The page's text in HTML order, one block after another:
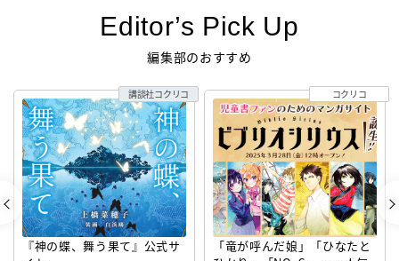
Editor’s Pick Up
編集部のおすすめ
『神の蝶、舞う果て』公式サ
講談社コクリコ
「竜が呼んだ娘」「ひなたと
コクリコ